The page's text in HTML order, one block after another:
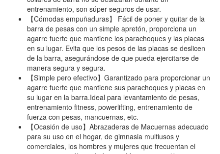
entrenamiento, son súper seguros de usar.
【Cómodas empuñaduras】 Fácil de poner y quitar de la
barra de pesas con un simple apretón, proporciona un
agarre fuerte que mantiene los parachoques y las placas
en su lugar. Evita que los pesos de las placas se deslicen
de la barra, asegurándose de que pueda ejercitarse de
manera segura y segura.
【Simple pero efectivo】Garantizado para proporcionar un
agarre fuerte que mantiene sus parachoques y placas en
su lugar en la barra.Ideal para levantamiento de pesas,
entrenamiento fitness, powerlifting, entrenamiento de
fuerza con pesas, mancuernas, etc.
【Ocasión de uso】Abrazaderas de Macuernas adecuado
para su uso en el hogar, de gimnasia multiusos y
comerciales, los hombres y mujeres que frecuentan el